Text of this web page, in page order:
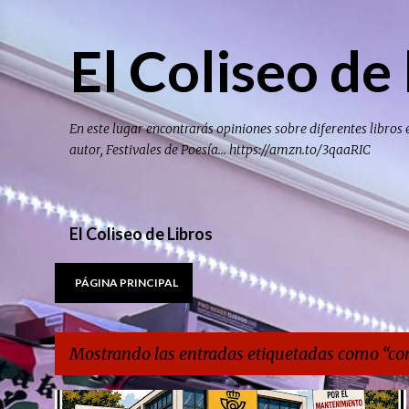
El Coliseo
En este lugar encontrarás opiniones sobre diferentes
autor, Festivales de Poesía... https://amzn.to/3qaaRIC
El Coliseo de Libros
PÁGINA PRINCIPAL
Mostrando las entradas etiquetadas como